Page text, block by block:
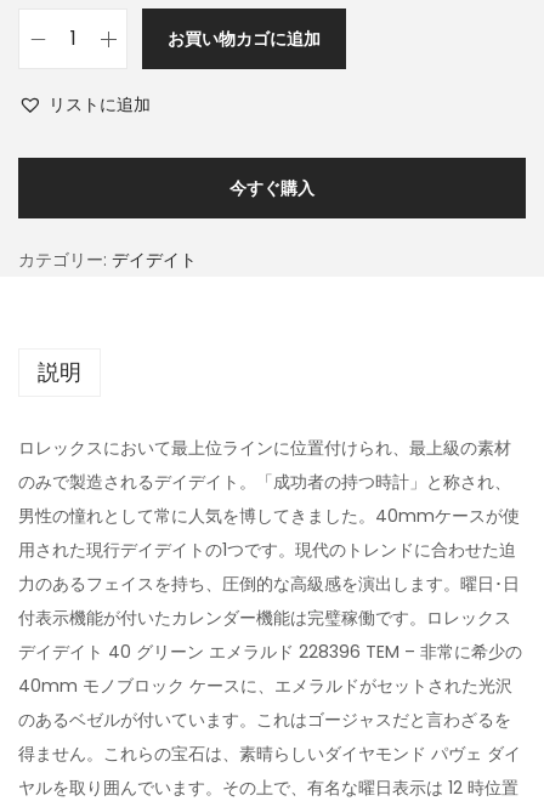
お買い物カゴに追加
リストに追加
今すぐ購入
カテゴリー: デイデイト
説明
ロレックスにおいて最上位ラインに位置付けられ、最上級の素材
のみで製造されるデイデイト。「成功者の持つ時計」と称され、
男性の憧れとして常に人気を博してきました。40mmケースが使
用された現行デイデイトの1つです。現代のトレンドに合わせた迫
力のあるフェイスを持ち、圧倒的な高級感を演出します。曜日･日
付表示機能が付いたカレンダー機能は完璧稼働です。ロレックス
デイデイト 40 グリーン エメラルド 228396 TEM – 非常に希少の
40mm モノブロック ケースに、エメラルドがセットされた光沢
のあるベゼルが付いています。これはゴージャスだと言わざるを
得ません。これらの宝石は、素晴らしいダイヤモンド パヴェ ダイ
ヤルを取り囲んでいます。その上で、有名な曜日表示は 12 時位置